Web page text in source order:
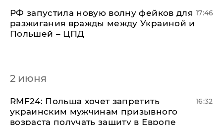
РФ запустила новую волну фейков для
разжигания вражды между Украиной и
Польшей – ЦПД
17:46
2 июня
RMF24: Польша хочет запретить
украинским мужчинам призывного
возраста получать защиту в Европе
16:32